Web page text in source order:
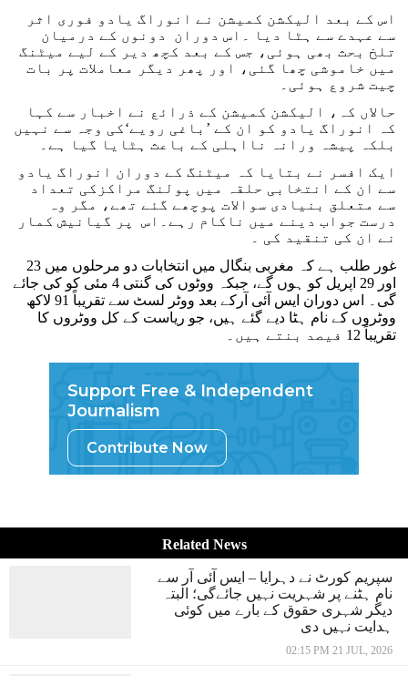
اس کے بعد الیکشن کمیشن نے انوراگ یادو فوری اثر
سے عہدے سے ہٹا دیا ۔اس دوران دونوں کے درمیان
تلخ بحث بھی ہوئی، جس کے بعد کچھ دیر کے لیے میٹنگ
میں خاموشی چھا گئی، اور پھر دیگر معاملات پر بات
چیت شروع ہوئی۔
حالاں کہ، الیکشن کمیشن کے ذرائع نے اخبار سے کہا
کہ انوراگ یادو کو ان کے ’باغی رویے‘کی وجہ سے نہیں
بلکہ پیشہ ورانہ نااہلی کے باعث ہٹایا گیا ہے۔
ایک افسر نے بتایا کہ میٹنگ کے دوران انوراگ یادو
سے ان کے انتخابی حلقہ میں پولنگ مراکزکی تعداد
سے متعلق بنیادی سوالات پوچھے گئے تھے، مگر وہ
درست جواب دینے میں ناکام رہے۔اس پر گیانیش کمار
نے ان کی تنقید کی ۔
غور طلب ہے کہ مغربی بنگال میں انتخابات دو مرحلوں میں 23
اور 29 اپریل کو ہوں گے، جبکہ ووٹوں کی گنتی 4 مئی کو کی جائے
گی۔ اس دوران ایس آئی آرکے بعد ووٹر لسٹ سے تقریباً 91 لاکھ
ووٹروں کے نام ہٹا دیے گئے ہیں، جو ریاست کے کل ووٹروں کا
تقریباً 12 فیصد بنتے ہیں۔
Support Free & Independent
Journalism
Contribute Now
Related News
سپریم کورٹ نے دہرایا – ایس آئی آر سے
نام ہٹنے پر شہریت نہیں جائےگی؛ البتہ
دیگر شہری حقوق کے بارے میں کوئی
ہدایت نہیں دی
02:15 PM 21 JUL, 2026